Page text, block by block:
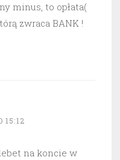
minus, to opłata(
zwraca BANK !
15:12
na koncie w